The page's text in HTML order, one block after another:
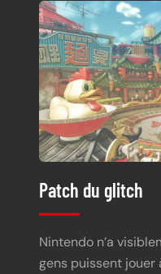
Patch du glitch
Nintendo n’a
gens puissent jouer